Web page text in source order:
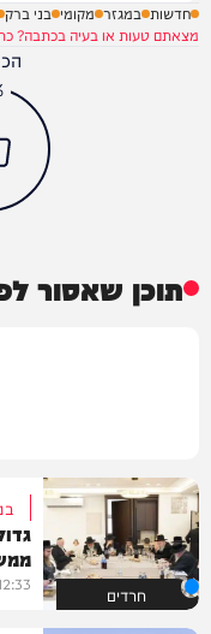
חדשות במגזר מקומי בני ברק
מצאתם טעות או בעיה בכתבה?
תוכן שאסור
חרדים